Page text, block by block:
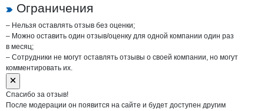
Ограничения
– Нельзя оставлять отзыв без оценки;
– Можно оставить один отзыв/оценку для одной компании один раз
в месяц;
– Сотрудники не могут оставлять отзывы о своей компании, но могут
комментировать их.
Спасибо за отзыв!
После модерации он появится на сайте и будет доступен другим